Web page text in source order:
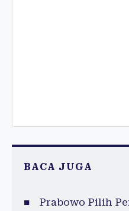
BACA JUGA
Prabowo Pilih